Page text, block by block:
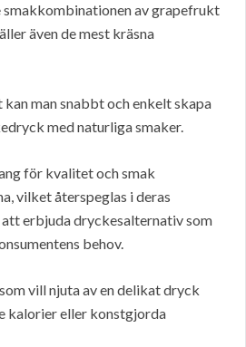
smakkombinationen av grapefrukt
även de mest kräsna
man snabbt och enkelt skapa
med naturliga smaker.
för kvalitet och smak
vilket återspeglas i deras
erbjuda dryckesalternativ som
behov.
vill njuta av en delikat dryck
kalorier eller konstgjorda